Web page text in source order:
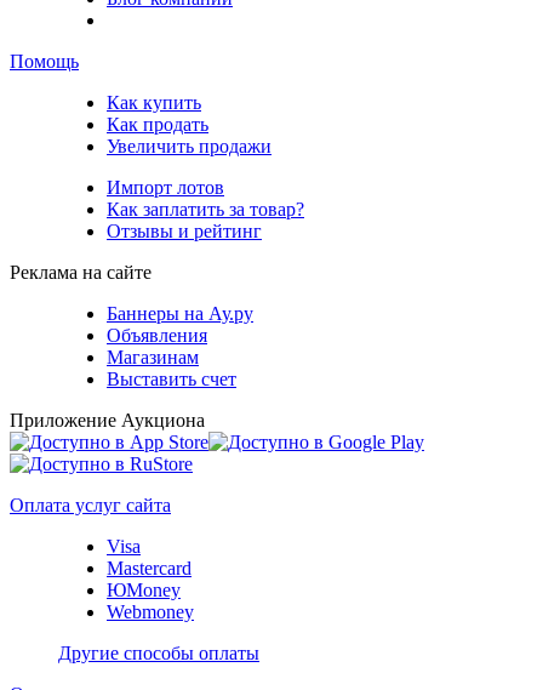
Помощь
Как купить
Как продать
Увеличить продажи
Импорт лотов
Как заплатить за товар?
Отзывы и рейтинг
Реклама на сайте
Баннеры на Ау.ру
Объявления
Магазинам
Выставить счет
Приложение Аукциона
Оплата услуг сайта
Visa
Mastercard
ЮMoney
Webmoney
Другие способы оплаты